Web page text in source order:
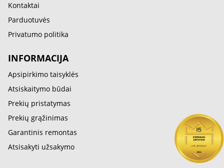
Kontaktai
Parduotuvės
Privatumo politika
INFORMACIJA
Apsipirkimo taisyklės
Atsiskaitymo būdai
Prekių pristatymas
Prekių grąžinimas
Garantinis remontas
Atsisakyti užsakymo